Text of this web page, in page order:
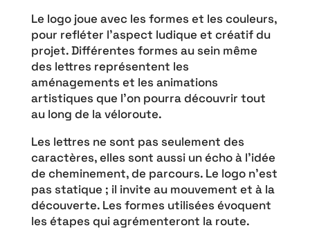
Le logo joue avec les formes et les couleurs,
pour refléter l’aspect ludique et créatif du
projet. Différentes formes au sein même
des lettres représentent les
aménagements et les animations
artistiques que l’on pourra découvrir tout
au long de la véloroute.
Les lettres ne sont pas seulement des
caractères, elles sont aussi un écho à l’idée
de cheminement, de parcours. Le logo n’est
pas statique ; il invite au mouvement et à la
découverte. Les formes utilisées évoquent
les étapes qui agrémenteront la route.